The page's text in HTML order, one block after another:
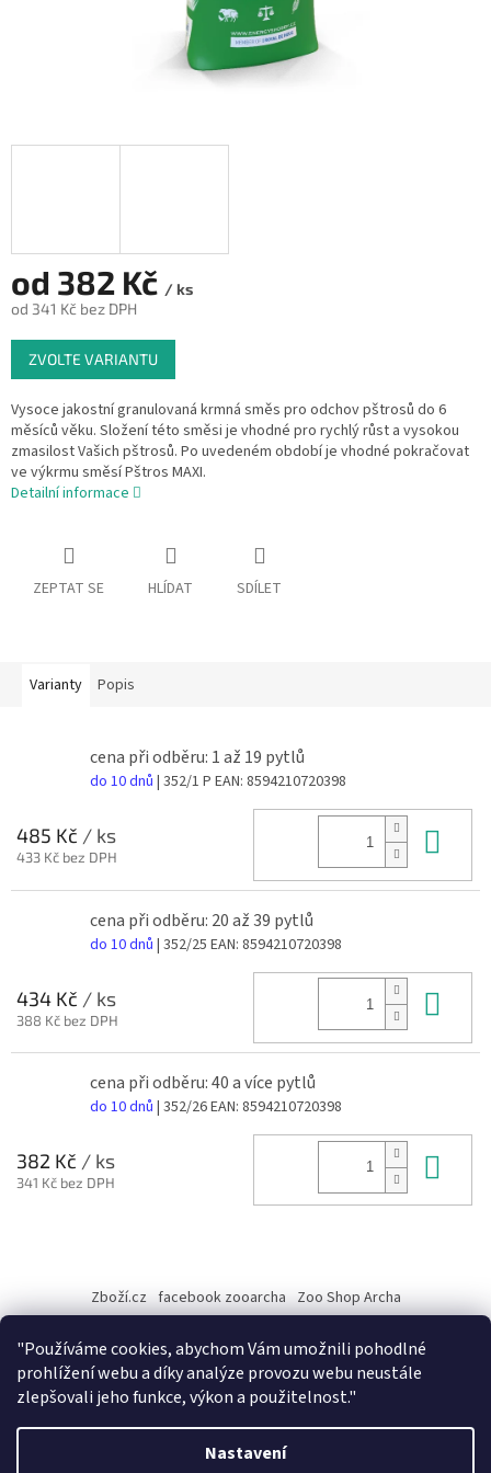
"Používáme cookies, abychom Vám umožnili pohodlné
prohlížení webu a díky analýze provozu webu neustále
zlepšovali jeho funkce, výkon a použitelnost."
Nastavení
od 382 Kč / ks
od 341 Kč bez DPH
Měrná
cena:
ZVOLTE VARIANTU
Vysoce jakostní granulovaná krmná směs pro odchov pštrosů do 6
měsíců věku. Složení této směsi je vhodné pro rychlý růst a vysokou
zmasilost Vašich pštrosů. Po uvedeném období je vhodné pokračovat
ve výkrmu směsí Pštros MAXI.
Detailní informace
ZEPTAT SE HLÍDAT SDÍLET
Varianty Popis
cena při odběru: 1 až 19 pytlů
do 10 dnů | 352/1 P EAN: 8594210720398
485 Kč / ks
433 Kč bez DPH
cena při odběru: 20 až 39 pytlů
do 10 dnů | 352/25 EAN: 8594210720398
434 Kč / ks
388 Kč bez DPH
cena při odběru: 40 a více pytlů
do 10 dnů | 352/26EAN: 8594210720398
382 Kč / ks
341 Kč bez DPH
p
Zboží.cz facebook zooarcha Zoo Shop Archa
KRMIVA ENERGYS pro koně - GRANULE